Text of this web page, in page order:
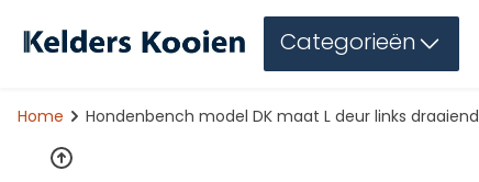
Categorieën
Home Hondenbench model DK maat L deur links draaiend